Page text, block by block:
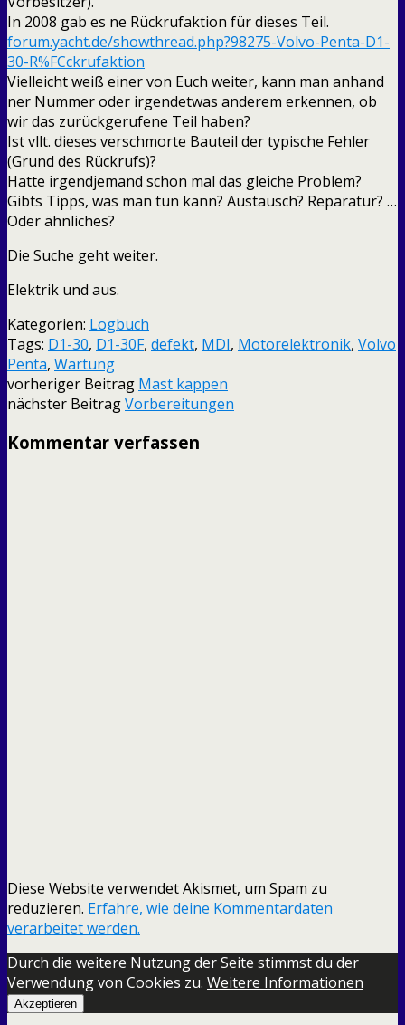
In 2008 gab es ne Rückrufaktion für dieses Teil.
forum.yacht.de/showthread.php?98275-Volvo-Penta-D1-
30-R%FCckrufaktion
Vielleicht weiß einer von Euch weiter, kann man anhand
ner Nummer oder irgendetwas anderem erkennen, ob
wir das zurückgerufene Teil haben?
Ist vllt. dieses verschmorte Bauteil der typische Fehler
(Grund des Rückrufs)?
Hatte irgendjemand schon mal das gleiche Problem?
Gibts Tipps, was man tun kann? Austausch? Reparatur? …
Oder ähnliches?
Die Suche geht weiter.
Elektrik und aus.
Kategorien: Logbuch
Tags: D1-30, D1-30F, defekt, MDI, Motorelektronik, Volvo
Penta, Wartung
vorheriger Beitrag Mast kappen
nächster BeitragVorbereitungen
Kommentar verfassen
Diese Website verwendet Akismet, um Spam zu
reduzieren. Erfahre, wie deine Kommentardaten
verarbeitet werden.
Durch die weitere Nutzung der Seite stimmst du der
Verwendung von Cookies zu. Weitere Informationen
Akzeptieren